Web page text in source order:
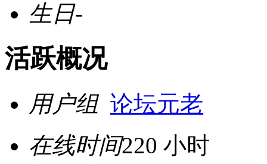
生日-
活跃概况
用户组 论坛元老
在线时间220 小时